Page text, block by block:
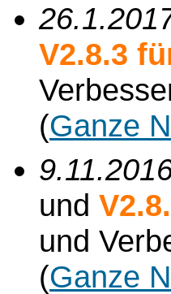
V2.8.3
(Ganze
und
und
(Ganze